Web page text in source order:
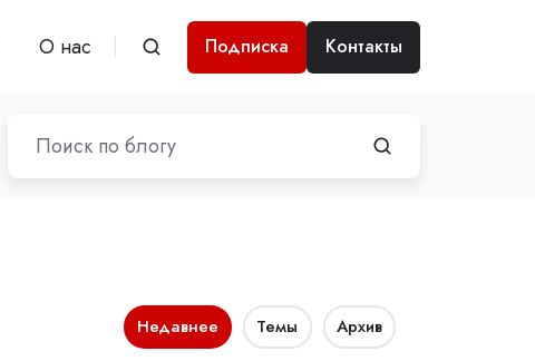
О нас Подписка Контакты
Недавнее Темы Архив